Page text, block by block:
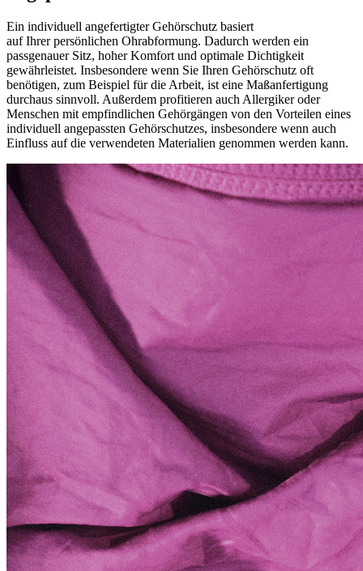
Ein individuell angefertigter Gehörschutz basiert
auf Ihrer persönlichen Ohrabformung. Dadurch werden ein
passgenauer Sitz, hoher Komfort und optimale Dichtigkeit
gewährleistet. Insbesondere wenn Sie Ihren Gehörschutz oft
benötigen, zum Beispiel für die Arbeit, ist eine Maßanfertigung
durchaus sinnvoll. Außerdem profitieren auch Allergiker oder
Menschen mit empfindlichen Gehörgängen von den Vorteilen eines
individuell angepassten Gehörschutzes, insbesondere wenn auch
Einfluss auf die verwendeten Materialien genommen werden kann.